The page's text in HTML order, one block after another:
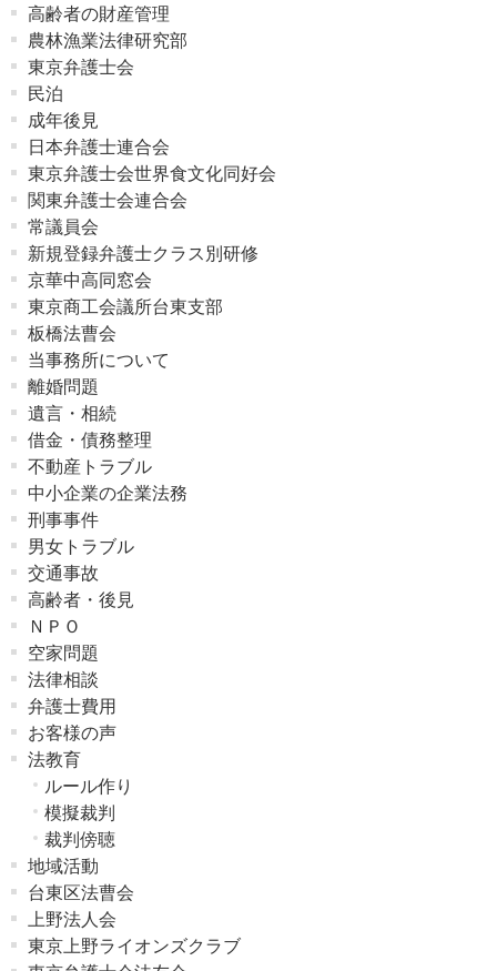
高齢者の財産管理
農林漁業法律研究部
東京弁護士会
民泊
成年後見
日本弁護士連合会
東京弁護士会世界食文化同好会
関東弁護士会連合会
常議員会
新規登録弁護士クラス別研修
京華中高同窓会
東京商工会議所台東支部
板橋法曹会
当事務所について
離婚問題
遺言・相続
借金・債務整理
不動産トラブル
中小企業の企業法務
刑事事件
男女トラブル
交通事故
高齢者・後見
ＮＰＯ
空家問題
法律相談
弁護士費用
お客様の声
法教育
ルール作り
模擬裁判
裁判傍聴
地域活動
台東区法曹会
上野法人会
東京上野ライオンズクラブ